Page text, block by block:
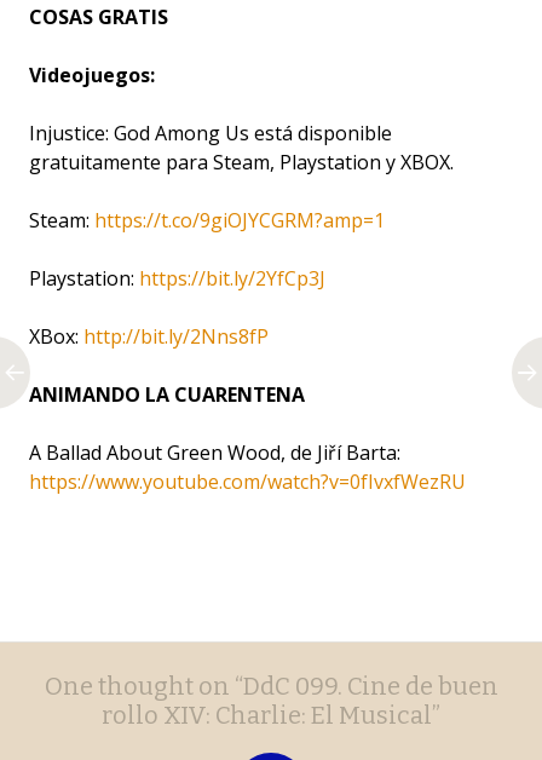
COSAS GRATIS
Videojuegos:
Injustice: God Among Us está disponible
gratuitamente para Steam, Playstation y XBOX.
Steam: https://t.co/9giOJYCGRM?amp=1
Playstation: https://bit.ly/2YfCp3J
XBox: http://bit.ly/2Nns8fP
ANIMANDO LA CUARENTENA
A Ballad About Green Wood, de Jiří Barta:
https://www.youtube.com/watch?v=0fIvxfWezRU
Post
navigation
One thought on “DdC 099. Cine de buen
rollo XIV: Charlie: El Musical”